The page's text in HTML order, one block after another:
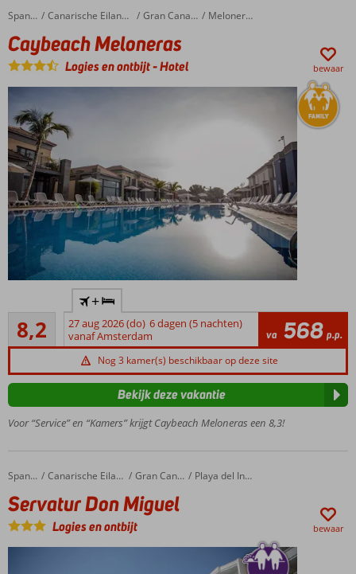
en een
splash pool
Prima
reis,
prima
prijs
Ook o.b.v.
ontbijt,
Halfpension
of All
Inclusive
Home Spanje Canarische Eilanden Gran Canaria Meloneras
Caybeach Meloneras
Caybeach Meloneras
Logies en ontbijt-Hotel bewaar
werkelijk
alles op
loopafstand
Net en
compleet
ingerichte
appartementen
Minigolf
met het
Vermaak voor
de kids in de
Mini Club of
8,2
Zeer goed
29
beoordelingen
+
27 aug 2026 (do) 6 dagen (5 nachten)
vanaf Amsterdam
va 568 p.p.
Nog 3 kamer(s) beschikbaar op deze site
Voor “Service” en “Kamers” krijgt Caybeach Meloneras een 8,3!
Bekijk deze vakantie
Home Spanje Canarische Eilanden Gran Canaria Playa del Ingles
Servatur Don Miguel
Servatur Don Miguel
Logies en ontbijt bewaar